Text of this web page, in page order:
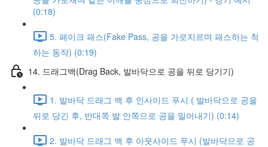
(0:18)
5. 페이크 패스(Fake Pass, 공을 가로지르며 패스하는 척
하는 동작) (0:19)
14. 드래그백(Drag Back, 발바닥으로 공을 뒤로 당기기)
1. 발바닥 드래그 백 후 인사이드 푸시 ( 발바닥으로 공을
뒤로 당긴 후, 반대쪽 발 안쪽으로 공을 밀어내기) (0:14)
2. 발바닥 드래그 백 후 아웃사이드 푸시 (발바닥으로 공